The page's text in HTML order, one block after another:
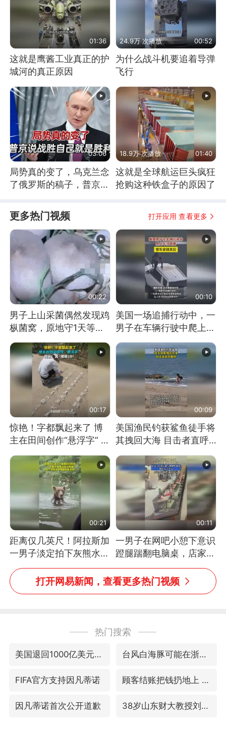
01:36
这就是鹰酱工业真正的护
城河的真正原因
24.9万 次播放 00:52
为什么战斗机要追着导弹
飞行
03:06
局势真的变了，乌克兰念
了俄罗斯的稿子，普京说
18.9万 次播放 01:40
这就是全球航运巨头疯狂
抢购这种铁盒子的原因了
更多热门视频 打开应用 查看更多
00:22
男子上山采菌偶然发现鸡
枞菌窝，原地守1天等它
长大：挖了140多朵
00:10
美国一场追捕行动中，一
男子在车辆行驶中爬上车
顶跳舞。（新京报）
00:17
惊艳！字都飘起来了 博
主在田间创作“悬浮字” 网
友：真·裸眼3D！
00:09
美国渔民钓获鲨鱼徒手将
其拽回大海 目击者直呼
震惊 （视频来源：参考
消息）
00:21
距离仅几英尺！阿拉斯加
一男子淡定拍下灰熊水中
捕食鲑鱼全程
00:11
一男子在网吧小憩下意识
蹬腿踹翻电脑桌，店家3
台显示器与机械臂损坏
打开网易新闻，查看更多热门视频
热门搜索
美国退回1000亿美元关税 台风白海豚可能在浙江登陆
FIFA官方支持因凡蒂诺 顾客结账把钱扔地上 服务员霸气扔回
因凡蒂诺首次公开道歉 38岁山东财大教授刘海明逝世